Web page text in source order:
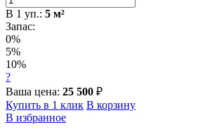
В 1 уп.: 5 м²
Запас:
0%
5%
10%
?
Ваша цена: 25 500 ₽
Купить в 1 клик В корзину
В избранное